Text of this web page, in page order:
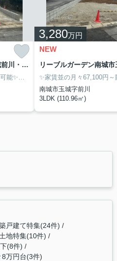
リーブルガーデン南城市玉城前川・２号棟
3,280万円
NEW
南城市玉城字前川
3LDK (110.96㎡)
戸建て特集(24件)
地特集(10件)
(8件)
8万円台(3件)